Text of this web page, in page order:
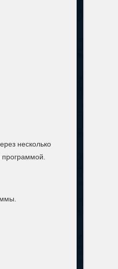
несколько